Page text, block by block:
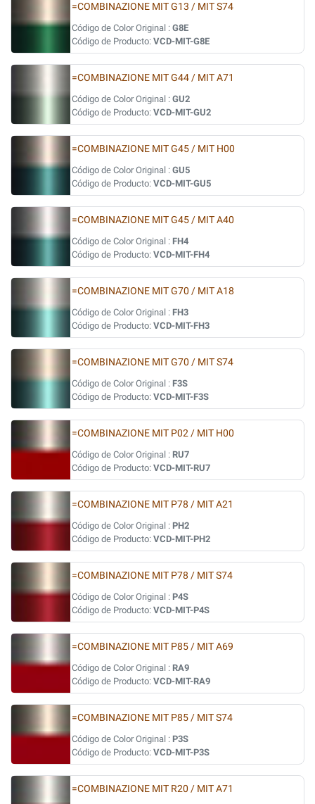
=COMBINAZIONE MIT G13 / MIT S74
Código de Color Original : G8E
Código de Producto: VCD-MIT-G8E
=COMBINAZIONE MIT G44 / MIT A71
Código de Color Original : GU2
Código de Producto: VCD-MIT-GU2
=COMBINAZIONE MIT G45 / MIT H00
Código de Color Original : GU5
Código de Producto: VCD-MIT-GU5
=COMBINAZIONE MIT G45 / MIT A40
Código de Color Original : FH4
Código de Producto: VCD-MIT-FH4
=COMBINAZIONE MIT G70 / MIT A18
Código de Color Original : FH3
Código de Producto: VCD-MIT-FH3
=COMBINAZIONE MIT G70 / MIT S74
Código de Color Original : F3S
Código de Producto: VCD-MIT-F3S
=COMBINAZIONE MIT P02 / MIT H00
Código de Color Original : RU7
Código de Producto: VCD-MIT-RU7
=COMBINAZIONE MIT P78 / MIT A21
Código de Color Original : PH2
Código de Producto: VCD-MIT-PH2
=COMBINAZIONE MIT P78 / MIT S74
Código de Color Original : P4S
Código de Producto: VCD-MIT-P4S
=COMBINAZIONE MIT P85 / MIT A69
Código de Color Original : RA9
Código de Producto: VCD-MIT-RA9
=COMBINAZIONE MIT P85 / MIT S74
Código de Color Original : P3S
Código de Producto: VCD-MIT-P3S
=COMBINAZIONE MIT R20 / MIT A71